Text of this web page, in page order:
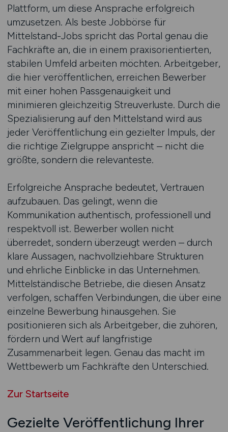
Plattform, um diese Ansprache erfolgreich
umzusetzen. Als beste Jobbörse für
Mittelstand-Jobs spricht das Portal genau die
Fachkräfte an, die in einem praxisorientierten,
stabilen Umfeld arbeiten möchten. Arbeitgeber,
die hier veröffentlichen, erreichen Bewerber
mit einer hohen Passgenauigkeit und
minimieren gleichzeitig Streuverluste. Durch die
Spezialisierung auf den Mittelstand wird aus
jeder Veröffentlichung ein gezielter Impuls, der
die richtige Zielgruppe anspricht – nicht die
größte, sondern die relevanteste.
Erfolgreiche Ansprache bedeutet, Vertrauen
aufzubauen. Das gelingt, wenn die
Kommunikation authentisch, professionell und
respektvoll ist. Bewerber wollen nicht
überredet, sondern überzeugt werden – durch
klare Aussagen, nachvollziehbare Strukturen
und ehrliche Einblicke in das Unternehmen.
Mittelständische Betriebe, die diesen Ansatz
verfolgen, schaffen Verbindungen, die über eine
einzelne Bewerbung hinausgehen. Sie
positionieren sich als Arbeitgeber, die zuhören,
fördern und Wert auf langfristige
Zusammenarbeit legen. Genau das macht im
Wettbewerb um Fachkräfte den Unterschied.
Zur Startseite
Gezielte Veröffentlichung Ihrer